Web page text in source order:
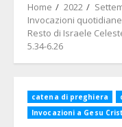
Home 2022
Invocazioni
Resto di Israele
5.34-6.26
catena di preghiera
Invocazioni a Gesu